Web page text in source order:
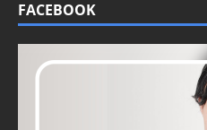
FACEBOOK